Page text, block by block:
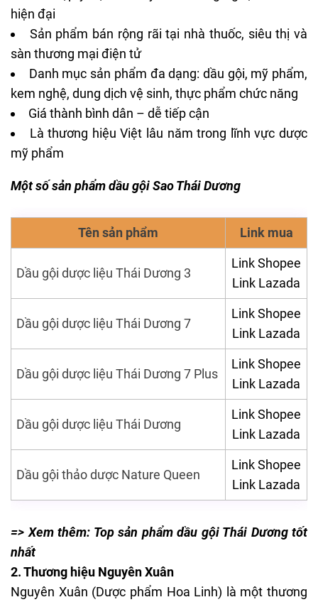
hiện đại
Sản phẩm bán rộng rãi tại nhà thuốc, siêu thị và
sàn thương mại điện tử
Danh mục sản phẩm đa dạng: dầu gội, mỹ phẩm,
kem nghệ, dung dịch vệ sinh, thực phẩm chức năng
Giá thành bình dân – dễ tiếp cận
Là thương hiệu Việt lâu năm trong lĩnh vựcdược
mỹ phẩm
Một số sản phẩmdầu gội Sao Thái Dương
Tên sản phẩm Link mua
Dầu gội dược liệu Thái Dương 3
Link Shopee
Link Lazada
Dầu gội dược liệu Thái Dương 7
Link Shopee
Link Lazada
Dầu gội dược liệu Thái Dương 7 Plus
Link Shopee
Link Lazada
Dầu gội dược liệu Thái Dương
Link Shopee
Link Lazada
Dầu gội thảo dược Nature Queen
Link Shopee
Link Lazada
=> Xem thêm: Top sản phẩm dầu gội Thái Dương tốt
nhất
2. Thương hiệu Nguyên Xuân
Nguyên Xuân (Dược phẩm Hoa Linh) là một thương